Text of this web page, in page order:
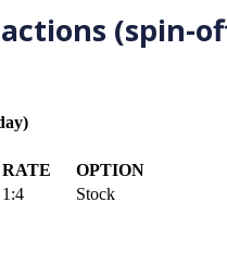
(spin-
RATE
OPTION
1:4 Stock